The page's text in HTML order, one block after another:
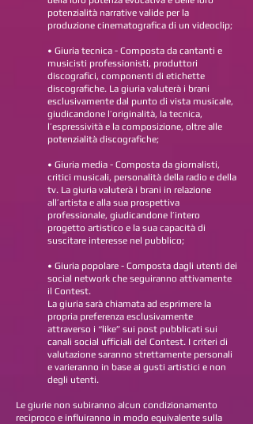
potenzialità narrative valide per la
produzione cinematografica di un videoclip;
• Giuria tecnica - Composta da cantanti e
musicisti professionisti, produttori
discografici, componenti di etichette
discografiche. La giuria valuterà i brani
esclusivamente dal punto di vista musicale,
giudicandone l’originalità, la tecnica,
l’espressività e la composizione, oltre alle
potenzialità discografiche;
• Giuria media - Composta da giornalisti,
critici musicali, personalità della radio e della
tv. La giuria valuterà i brani in relazione
all’artista e alla sua prospettiva
professionale, giudicandone l’intero
progetto artistico e la sua capacità di
suscitare interesse nel pubblico;
• Giuria popolare - Composta dagli utenti dei
social network che seguiranno attivamente
il Contest.
La giuria sarà chiamata ad esprimere la
propria preferenza esclusivamente
attraverso i “like” sui post pubblicati sui
canali social ufficiali del Contest. I criteri di
valutazione saranno strettamente personali
e varieranno in base ai gusti artistici e non
degli utenti.
Le giurie non subiranno alcun condizionamento
reciproco e influiranno in modo equivalente sulla